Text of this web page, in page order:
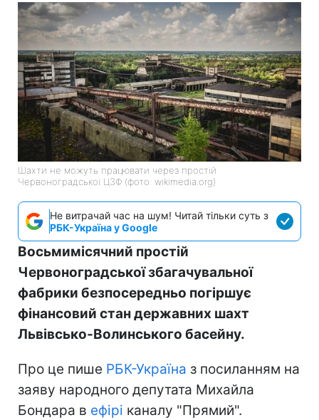
Шахти не можуть працювати через простій
Червоноградської ЦЗФ (фото: wikimedia.org)
Не витрачай час на шум! Читай тільки суть з
РБК-Україна у Google
Восьмимісячний простій
Червоноградської збагачувальної
фабрики безпосередньо погіршує
фінансовий стан державних шахт
Львівсько-Волинського басейну.
Про це пише РБК-Україна з посиланням на
заяву народного депутата Михайла
Бондара в ефірі каналу "Прямий".